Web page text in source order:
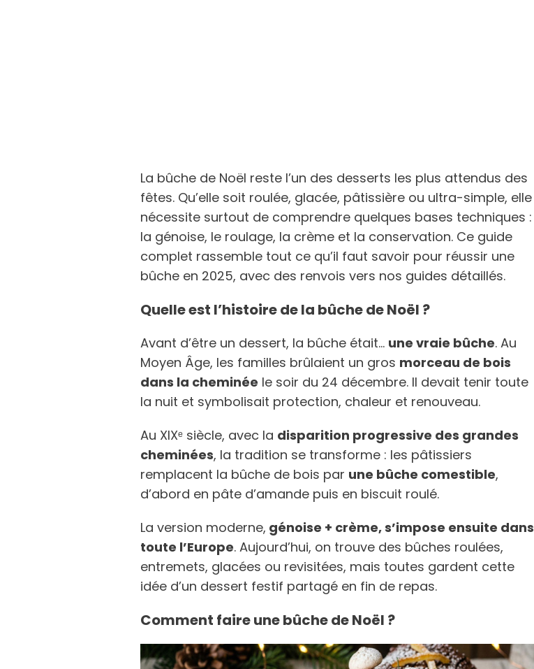
La bûche de Noël reste l’un des desserts les plus attendus des
fêtes. Qu’elle soit roulée, glacée, pâtissière ou ultra-simple, elle
nécessite surtout de comprendre quelques bases techniques :
la génoise, le roulage, la crème et la conservation. Ce guide
complet rassemble tout ce qu’il faut savoir pour réussir une
bûche en 2025, avec des renvois vers nos guides détaillés.
Quelle est l’histoire de la bûche de Noël ?
Avant d’être un dessert, la bûche était… une vraie bûche. Au
Moyen Âge, les familles brûlaient un gros morceau de bois
dans la cheminée le soir du 24 décembre. Il devait tenir toute
la nuit et symbolisait protection, chaleur et renouveau.
Au XIXᵉ siècle, avec la disparition progressive des grandes
cheminées, la tradition se transforme : les pâtissiers
remplacent la bûche de bois par une bûche comestible,
d’abord en pâte d’amande puis en biscuit roulé.
La version moderne, génoise + crème, s’impose ensuite dans
toute l’Europe. Aujourd’hui, on trouve des bûches roulées,
entremets, glacées ou revisitées, mais toutes gardent cette
idée d’un dessert festif partagé en fin de repas.
Comment faire une bûche de Noël ?